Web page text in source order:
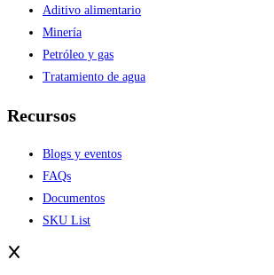
Aditivo alimentario
Minería
Petróleo y gas
Tratamiento de agua
Recursos
Blogs y eventos
FAQs
Documentos
SKU List